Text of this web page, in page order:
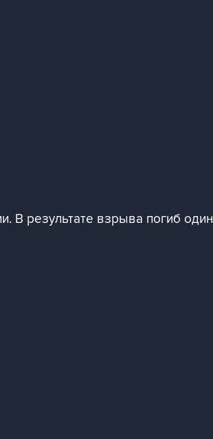
В результате взрыва погиб один